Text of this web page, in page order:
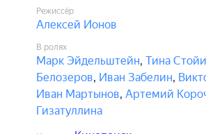
Режиссёр
Алексей Ионов
В ролях
Марк Эйдельштейн, Тина
Белозеров, Иван Забелин,
Иван Мартынов, Артемий
Гизатуллина